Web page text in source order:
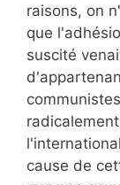
raisons, on
que
suscité
cause de